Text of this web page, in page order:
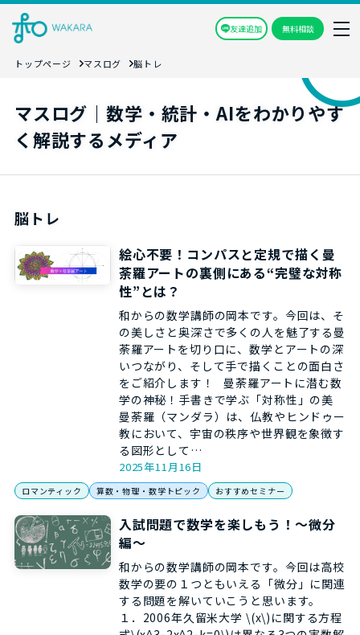
友達追加 無料相談
トップページ マスログ 脳トレ
マスログ｜数学・統計・AIをわかりやす
く解説するメディア
脳トレ
絵心不要！コンパスと定規で描く曼
荼羅アートの裏側にある“完璧な対称
性”とは？
和からの数学講師の岡本です。今回は、そ
の美しさと奥深さで多くの人を魅了する曼
荼羅アートを切り口に、数学とアートの深
いつながり、そして手で描くことの面白さ
をご紹介します！ 曼荼羅アートに潜む数
学の神秘！手書きで学ぶ「対称性」の美
曼荼羅（マンダラ）は、仏教やヒンドゥー
教において、宇宙の秩序や世界観を象徴す
る図形として…
2025年11月16日
ロマンティック 算数・物理・数学トピック おすすめセミナー
入試問題で数学を楽しもう！～微分
編～
和からの数学講師の岡本です。今回は高校
数学の要の１つともいえる「微分」に関連
する問題を解いていこうと思います。
１．2006年久留米大学 \(x\)に関する方程